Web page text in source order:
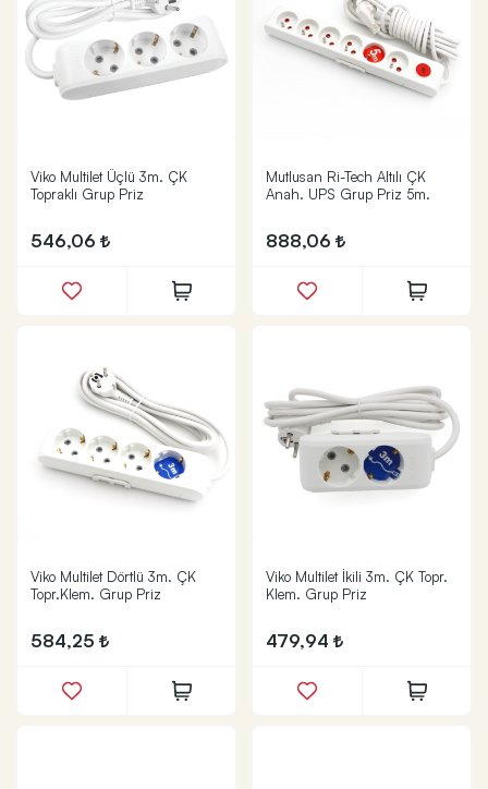
Viko Multilet Üçlü 3m. ÇK
Topraklı Grup Priz
546,06
Mutlusan Ri-Tech Altılı ÇK
Anah. UPS Grup Priz 5m.
888,06
Viko Multilet Dörtlü 3m. ÇK
Topr.Klem. Grup Priz
584,25
Viko Multilet İkili 3m. ÇK Topr.
Klem. Grup Priz
479,94